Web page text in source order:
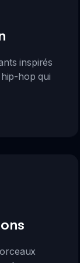
inspirés
hop qui